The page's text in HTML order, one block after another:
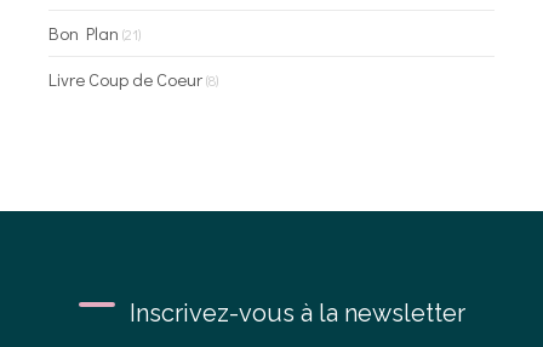
Bon Plan (21)
Livre Coup de Coeur(8)
Inscrivez-vous à la newsletter